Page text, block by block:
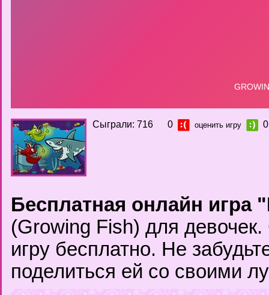
Сыграли: 716 0 оценить игру 0
Бесплатная онлайн
(Growing Fish) для
игру бесплатно. Не
поделиться ей со своими